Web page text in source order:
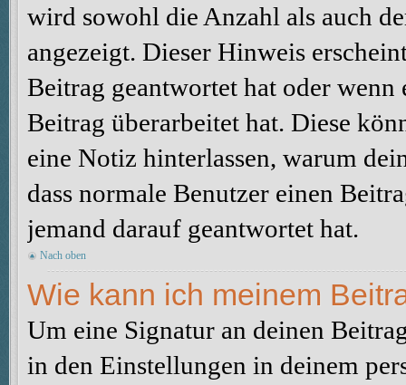
wird sowohl die Anzahl als auch
angezeigt. Dieser Hinweis
Beitrag geantwortet hat oder
Beitrag überarbeitet hat. Diese
eine Notiz hinterlassen, warum
dass normale Benutzer einen
jemand darauf geantwortet hat.
Nach oben
Wie kann ich meinem
Um eine Signatur an deinen
in den Einstellungen in deinem